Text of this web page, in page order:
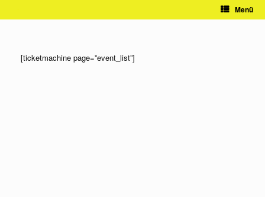
Menü
[ticketmachine page=”event_list”]